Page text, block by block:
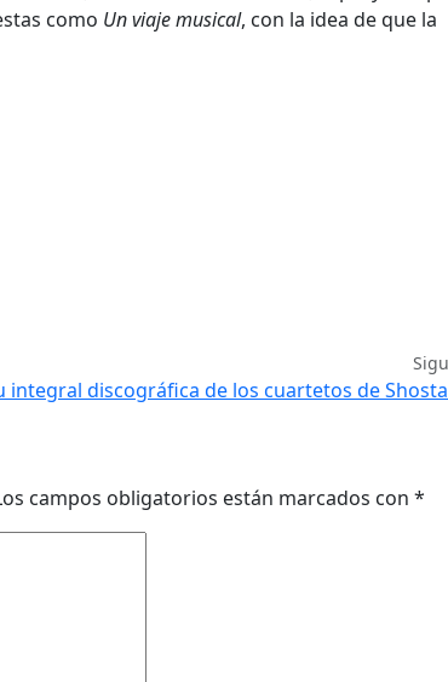
como Un viaje musical, con la idea de que la
integral discográfica de los cuartetos de
campos obligatorios están marcados con *